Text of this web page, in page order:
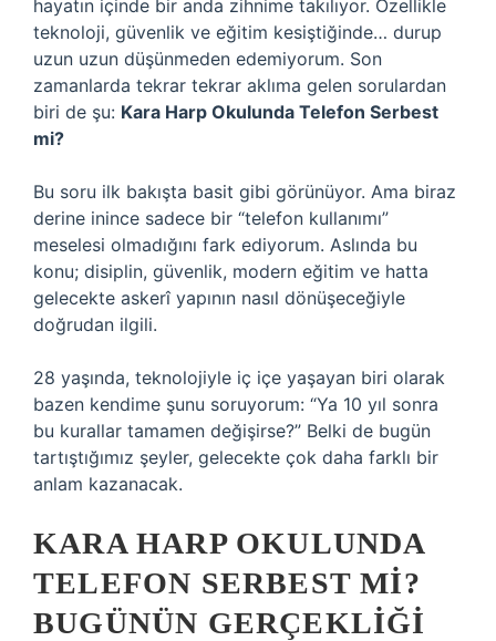
hayatın içinde bir anda zihnime takılıyor. Özellikle
teknoloji, güvenlik ve eğitim kesiştiğinde… durup
uzun uzun düşünmeden edemiyorum. Son
zamanlarda tekrar tekrar aklıma gelen sorulardan
biri de şu: Kara Harp Okulunda Telefon Serbest
mi?
Bu soru ilk bakışta basit gibi görünüyor. Ama biraz
derine inince sadece bir “telefon kullanımı”
meselesi olmadığını fark ediyorum. Aslında bu
konu; disiplin, güvenlik, modern eğitim ve hatta
gelecekte askerî yapının nasıl dönüşeceğiyle
doğrudan ilgili.
28 yaşında, teknolojiyle iç içe yaşayan biri olarak
bazen kendime şunu soruyorum: “Ya 10 yıl sonra
bu kurallar tamamen değişirse?” Belki de bugün
tartıştığımız şeyler, gelecekte çok daha farklı bir
anlam kazanacak.
KARA HARP OKULUNDA
TELEFON SERBEST MI?
BUGÜNÜN GERÇEKLIĞI